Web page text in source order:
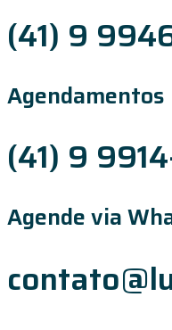
(41) 9
Agendamentos
(41) 9
Agende via